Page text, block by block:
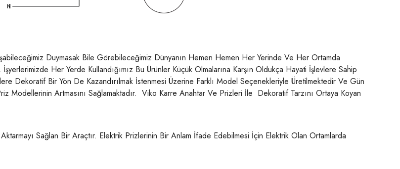
Duymasak Bile Görebileceğimiz Dünyanın Hemen Hemen Her Yerinde Ve Her Ortamda
Her Yerde Kullandığımız Bu Ürünler Küçük Olmalarına Karşın Oldukça Hayati İşlevlere Sahip
Dekoratif Bir Yön De Kazandırılmak İstenmesi Üzerine Farklı Model Seçenekleriyle Üretilmektedir Ve Gün
Modellerinin Artmasını Sağlamaktadır. Viko Karre Anahtar Ve Prizleri İle Dekoratif Tarzını Ortaya Koyan
Sağlan Bir Araçtır. Elektrik Prizlerinin Bir Anlam İfade Edebilmesi İçin Elektrik Olan Ortamlarda